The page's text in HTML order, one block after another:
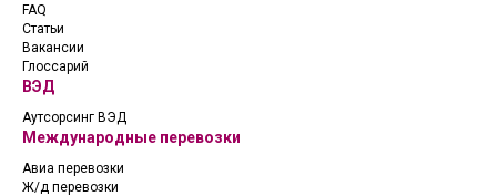
FAQ
Статьи
Вакансии
Глоссарий
ВЭД
Аутсорсинг ВЭД
Международные перевозки
Авиа перевозки
Ж/д перевозки